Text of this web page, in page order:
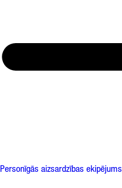
Personīgās aizsardzības ekipējums